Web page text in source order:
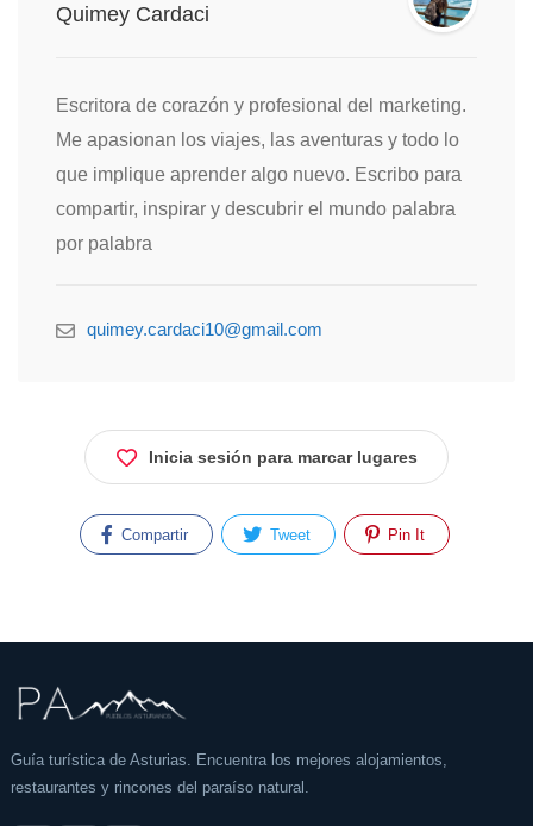
Quimey Cardaci
Escritora de corazón y profesional del marketing.
Me apasionan los viajes, las aventuras y todo lo
que implique aprender algo nuevo. Escribo para
compartir, inspirar y descubrir el mundo palabra
por palabra
quimey.cardaci10@gmail.com
Inicia sesión para marcar lugares
Compartir Tweet Pin It
Guía turística de Asturias. Encuentra los mejores alojamientos,
restaurantes y rincones del paraíso natural.